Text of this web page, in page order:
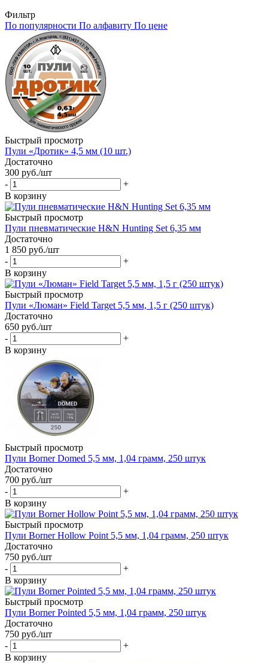
Фильтр
По популярности По алфавиту По цене
Быстрый просмотр
Пули «Дротик» 4,5 мм (10 шт.)
Достаточно
300 руб./шт
-
+
В корзину
Быстрый просмотр
Пули пневматические H&N Hunting Set 6,35 мм
Достаточно
1 850 руб./шт
-
+
В корзину
Быстрый просмотр
Пули «Люман» Field Target 5,5 мм, 1,5 г (250 штук)
Достаточно
650 руб./шт
-
+
В корзину
Быстрый просмотр
Пули Borner Domed 5,5 мм, 1,04 грамм, 250 штук
Достаточно
700 руб./шт
-
+
В корзину
Быстрый просмотр
Пули Borner Hollow Point 5,5 мм, 1,04 грамм, 250 штук
Достаточно
750 руб./шт
-
+
В корзину
Быстрый просмотр
Пули Borner Pointed 5,5 мм, 1,04 грамм, 250 штук
Достаточно
750 руб./шт
-
+
В корзину